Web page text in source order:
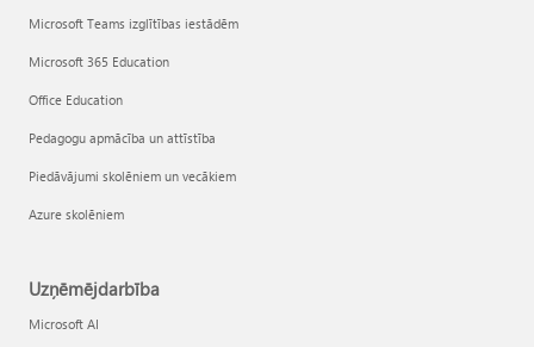
Microsoft Teams izglītības iestādēm
Microsoft 365 Education
Office Education
Pedagogu apmācība un attīstība
Piedāvājumi skolēniem un vecākiem
Azure skolēniem
Uzņēmējdarbība
Microsoft AI